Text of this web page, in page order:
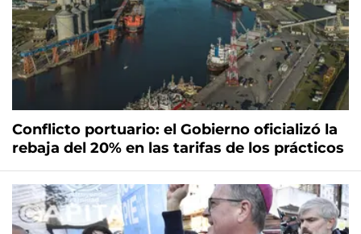
Conflicto portuario: el Gobierno oficializó la
rebaja del 20% en las tarifas de los prácticos